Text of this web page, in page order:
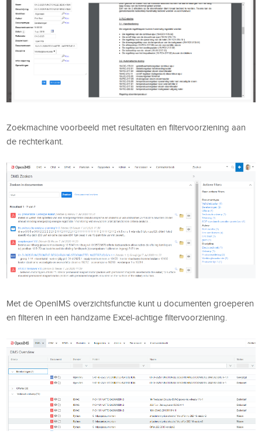
Zoekmachine voorbeeld met resultaten en filtervoorziening aan
de rechterkant.
Met de OpenIMS overzichtsfunctie kunt u documenten groeperen
en filteren in een handzame Excel-achtige filtervoorziening.